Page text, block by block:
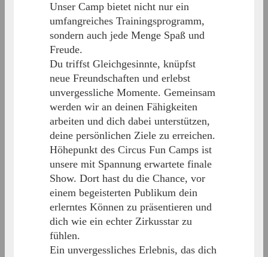
Unser Camp bietet nicht nur ein
umfangreiches Trainingsprogramm,
sondern auch jede Menge Spaß und
Freude.
Du triffst Gleichgesinnte, knüpfst
neue Freundschaften und erlebst
unvergessliche Momente. Gemeinsam
werden wir an deinen Fähigkeiten
arbeiten und dich dabei unterstützen,
deine persönlichen Ziele zu erreichen.
Höhepunkt des Circus Fun Camps ist
unsere mit Spannung erwartete finale
Show. Dort hast du die Chance, vor
einem begeisterten Publikum dein
erlerntes Können zu präsentieren und
dich wie ein echter Zirkusstar zu
fühlen.
Ein unvergessliches Erlebnis, das dich